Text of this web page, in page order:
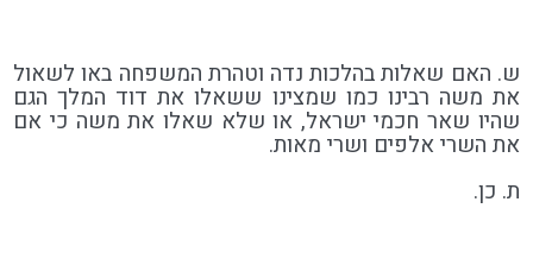
ש. האם שאלות בהלכות נדה וטהרת המשפחה באו לשאול
את משה רבינו כמו שמצינו ששאלו את דוד המלך הגם
שהיו שאר חכמי ישראל, או שלא שאלו את משה כי אם
את השרי אלפים ושרי מאות.
ת. כן.